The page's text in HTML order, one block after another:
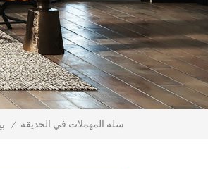
/ سلة المهملات في الحديقة